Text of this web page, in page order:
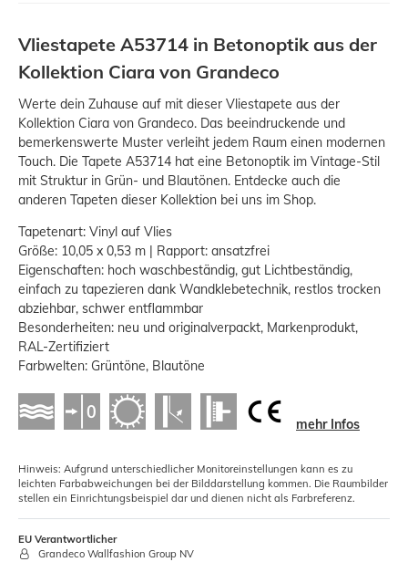
Vliestapete A53714 in Betonoptik aus der
Kollektion Ciara von Grandeco
Werte dein Zuhause auf mit dieser Vliestapete aus der
Kollektion Ciara von Grandeco. Das beeindruckende und
bemerkenswerte Muster verleiht jedem Raum einen modernen
Touch. Die Tapete A53714 hat eine Betonoptik im Vintage-Stil
mit Struktur in Grün- und Blautönen. Entdecke auch die
anderen Tapeten dieser Kollektion bei uns im Shop.
Tapetenart: Vinyl auf Vlies
Größe: 10,05 x 0,53 m | Rapport: ansatzfrei
Eigenschaften: hoch waschbeständig, gut Lichtbeständig,
einfach zu tapezieren dank Wandklebetechnik, restlos trocken
abziehbar, schwer entflammbar
Besonderheiten: neu und originalverpackt, Markenprodukt,
RAL-Zertifiziert
Farbwelten: Grüntöne, Blautöne
mehr Infos
Hinweis: Aufgrund unterschiedlicher Monitoreinstellungen kann es zu
leichten Farbabweichungen bei der Bilddarstellung kommen. Die Raumbilder
stellen ein Einrichtungsbeispiel dar und dienen nicht als Farbreferenz.
EU Verantwortlicher
Grandeco Wallfashion Group NV